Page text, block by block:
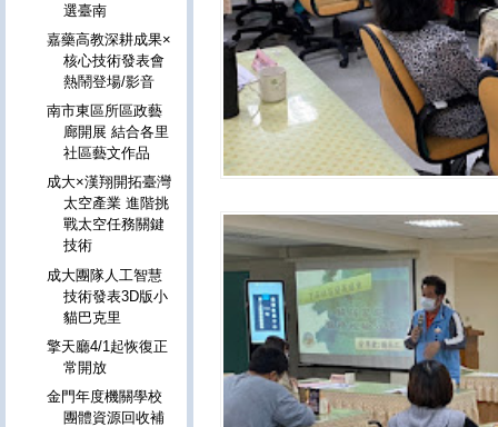
選臺南
嘉藥高教深耕成果×
核心技術發表會
熱鬧登場/影音
南市東區所區政藝
廊開展 結合各里
社區藝文作品
成大×漢翔開拓臺灣
太空產業 進階挑
戰太空任務關鍵
技術
成大團隊人工智慧
技術發表3D版小
貓巴克里
擎天廳4/1起恢復正
常開放
金門年度機關學校
團體資源回收補